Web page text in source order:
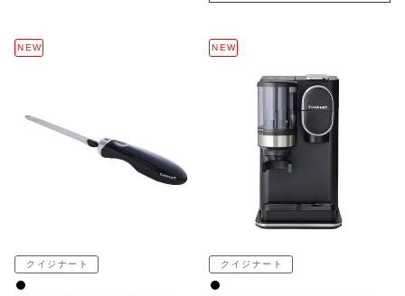
NEW
クイジナート
黒
NEW
クイジナート
黒